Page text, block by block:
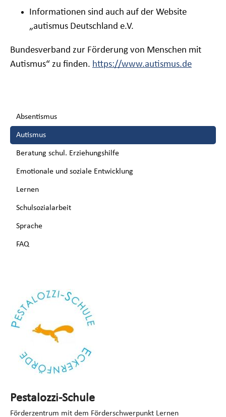
Informationen sind auch auf der Website
„autismus Deutschland e.V.
Bundesverband zur Förderung von Menschen mit
Autismus“ zu finden. https://www.autismus.de
überspringen
Absentismus
Autismus
Beratung schul. Erziehungshilfe
Emotionale und soziale Entwicklung
Lernen
Schulsozialarbeit
Sprache
FAQ
Pestalozzi-Schule
Förderzentrum mit dem Förderschwerpunkt Lernen